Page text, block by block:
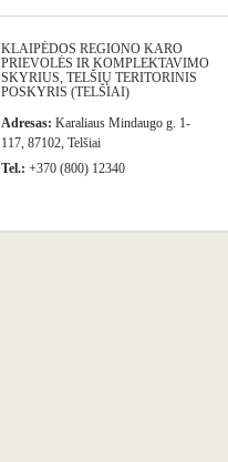
KLAIPĖDOS REGIONO KARO
PRIEVOLĖS IR KOMPLEKTAVIMO
SKYRIUS, TELŠIŲ TERITORINIS
POSKYRIS (TELŠIAI)
Adresas: Karaliaus Mindaugo g. 1-
117, 87102, Telšiai
Tel.: +370 (800) 12340